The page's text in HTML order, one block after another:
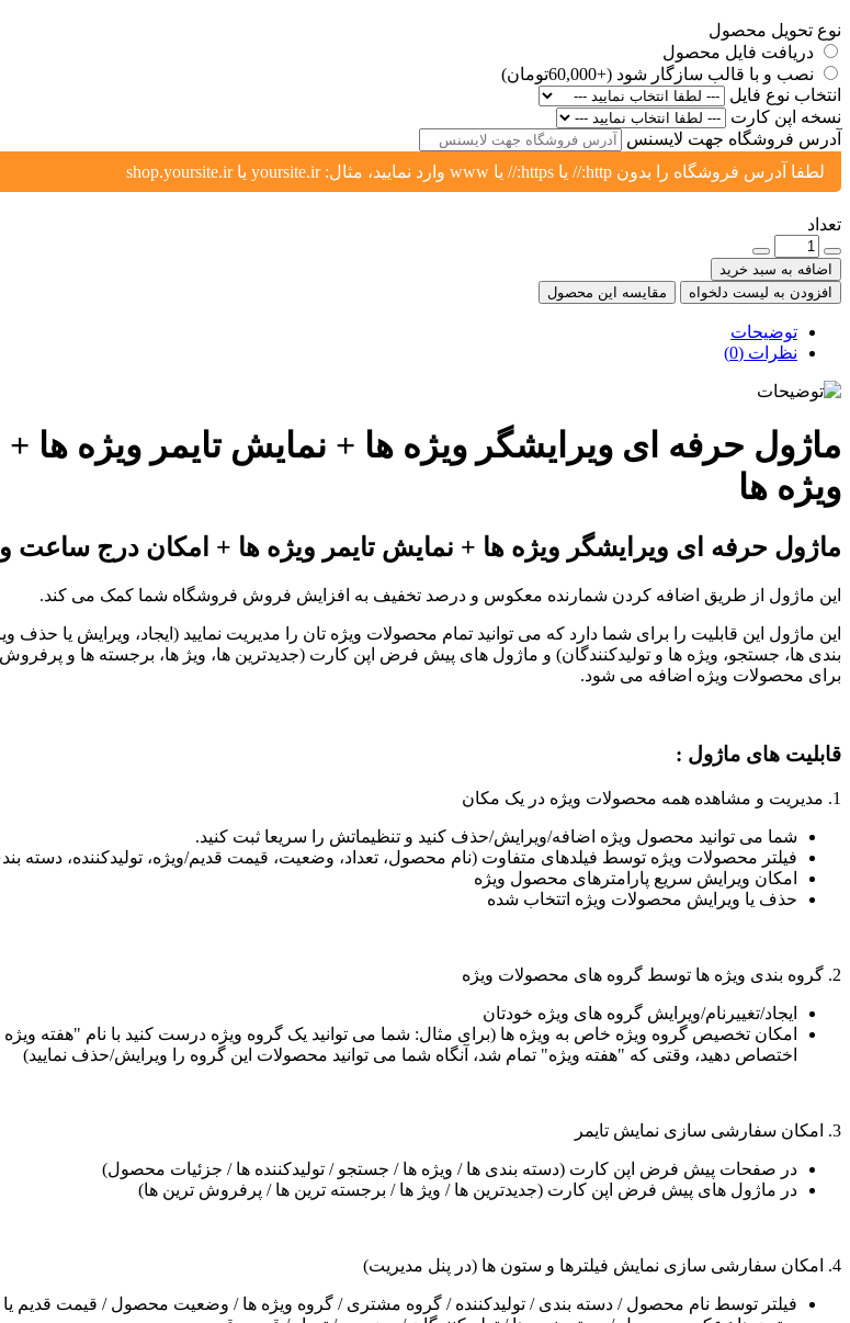
نوع تحویل محصول
دریافت فایل محصول
نصب و با قالب سازگار شود (+60,000تومان)
انتخاب نوع فایل
نسخه اپن کارت
آدرس فروشگاه جهت لایسنس
لطفا آدرس فروشگاه را بدون http:// یا https:// یا www وارد نمایید، مثال: yoursite.ir یا shop.yoursite.ir
تعداد
اضافه به سبد خرید
افزودن به لیست دلخواه
مقایسه این محصول
توضیحات
نظرات (0)
ماژول حرفه ای ویرایشگر ویژه ها + نمایش تایمر ویژه
ویژه ها
ماژول حرفه ای ویرایشگر ویژه ها + نمایش تایمر ویژه ها + امکان درج ساعت
این ماژول از طریق اضافه کردن شمارنده معکوس و درصد تخفیف به افزایش فروش فروشگاه شما کمک می کند.
این ماژول این قابلیت را برای شما دارد که می توانید تمام محصولات ویژه تان را مدیریت نمایید (ایجاد، ویرایش
بندی ها، جستجو، ویژه ها و تولیدکنندگان) و ماژول های پیش فرض اپن کارت (جدیدترین ها، ویژ ها، برجسته ها و
برای محصولات ویژه اضافه می شود.
قابلیت های ماژول :
1. مدیریت و مشاهده همه محصولات ویژه در یک مکان
شما می توانید محصول ویژه اضافه/ویرایش/حذف کنید و تنظیماتش را سریعا ثبت کنید.
فیلتر محصولات ویژه توسط فیلدهای متفاوت (نام محصول، تعداد، وضعیت، قیمت قدیم/ویژه، تولیدکننده، دسته
امکان ویرایش سریع پارامترهای محصول ویژه
حذف یا ویرایش محصولات ویژه اتتخاب شده
2. گروه بندی ویژه ها توسط گروه های محصولات ویژه
ایجاد/تغییرنام/ویرایش گروه های ویژه خودتان
اختصاص دهید، وقتی که "هفته ویژه" تمام شد، آنگاه شما می توانید محصولات این گروه را ویرایش/حذف نمایید)
3. امکان سفارشی سازی نمایش تایمر
در صفحات پیش فرض اپن کارت (دسته بندی ها / ویژه ها / جستجو / تولیدکننده ها / جزئیات محصول)
در ماژول های پیش فرض اپن کارت (جدیدترین ها / ویژ ها / برجسته ترین ها / پرفروش ترین ها)
4. امکان سفارشی سازی نمایش فیلترها و ستون ها (در پنل مدیریت)
فیلتر توسط نام محصول / دسته بندی / تولیدکننده / گروه مشتری / گروه ویژه ها / وضعیت محصول / قیمت قدیم یا